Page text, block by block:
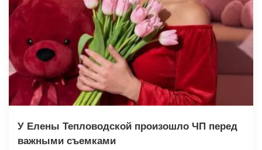
У Елены Тепловодской произошло ЧП перед
важными съемками